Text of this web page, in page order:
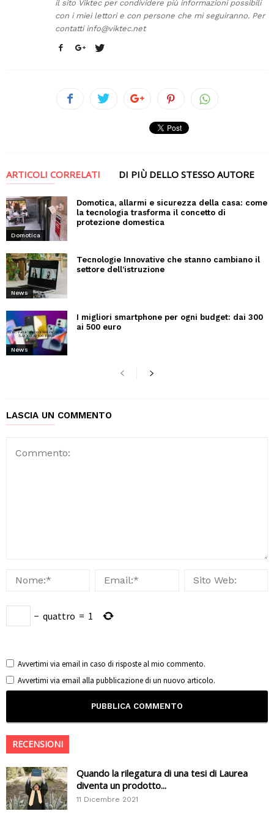
il sito Viktec per condividere più informazioni possibili
con i miei lettori e con persone che mi seguiranno. Per
contatti info@viktec.net
ARTICOLI CORRELATI DI PIÙ DELLO STESSO AUTORE
Domotica
Domotica, allarmi e sicurezza della casa: come
la tecnologia trasforma il concetto di
protezione domestica
News
Tecnologie Innovative che stanno cambiano il
settore dell’istruzione
News
I migliori smartphone per ogni budget: dai 300
ai 500 euro
LASCIA UN COMMENTO
− quattro = 1
Avvertimi via email in caso di risposte al mio commento.
Avvertimi via email alla pubblicazione di un nuovo articolo.
RECENSIONI
Quando la rilegatura di una tesi di Laurea
diventa un prodotto...
11 Dicembre 2021